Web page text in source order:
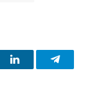
LinkedIn